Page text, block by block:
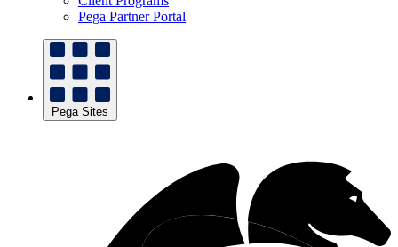
Pega Partner Portal
Pega Sites